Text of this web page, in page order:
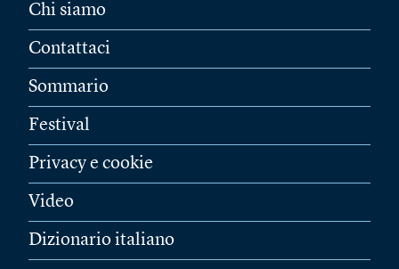
Chi siamo
Contattaci
Sommario
Festival
Privacy e cookie
Video
Dizionario italiano